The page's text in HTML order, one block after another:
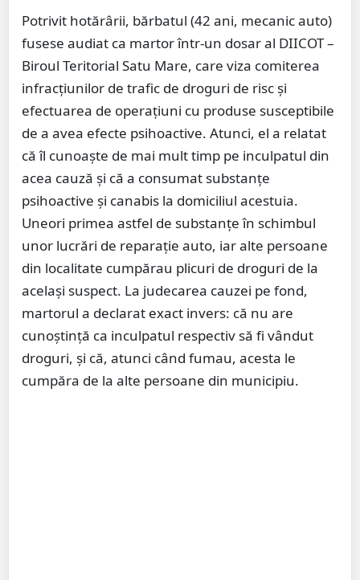
Potrivit hotărârii, bărbatul (42 ani, mecanic auto)
fusese audiat ca martor într-un dosar al DIICOT –
Biroul Teritorial Satu Mare, care viza comiterea
infracțiunilor de trafic de droguri de risc și
efectuarea de operațiuni cu produse susceptibile
de a avea efecte psihoactive. Atunci, el a relatat
că îl cunoaște de mai mult timp pe inculpatul din
acea cauză și că a consumat substanțe
psihoactive și canabis la domiciliul acestuia.
Uneori primea astfel de substanțe în schimbul
unor lucrări de reparație auto, iar alte persoane
din localitate cumpărau plicuri de droguri de la
același suspect. La judecarea cauzei pe fond,
martorul a declarat exact invers: că nu are
cunoștință ca inculpatul respectiv să fi vândut
droguri, și că, atunci când fumau, acesta le
cumpăra de la alte persoane din municipiu.